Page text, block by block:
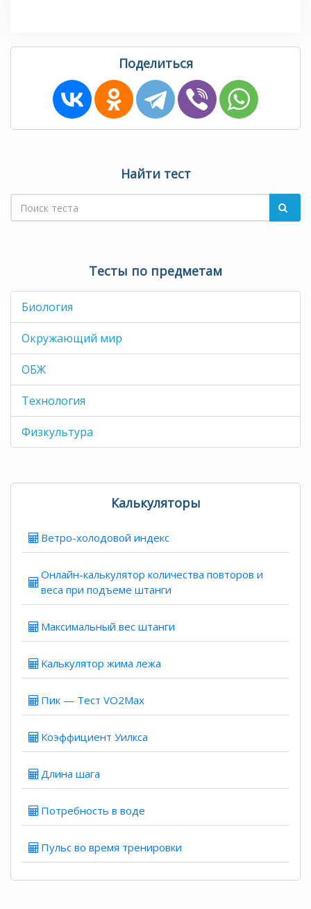
Поделиться
Найти тест
Тесты по предметам
Биология
Окружающий мир
ОБЖ
Технология
Физкультура
Калькуляторы
Ветро-холодовой индекс
Онлайн-калькулятор количества повторов и
веса при подъеме штанги
Максимальный вес штанги
Калькулятор жима лежа
Пик — Тест VO2Max
Коэффициент Уилкса
Длина шага
Потребность в воде
Пульс во время тренировки